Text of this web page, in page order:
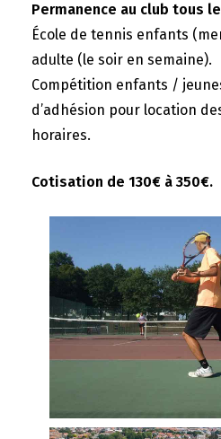
Permanence au club tous
École de tennis enfants
adulte (le soir en semaine).
Compétition enfants /
d’adhésion pour location
horaires.
Cotisation de 130€ à 350€.